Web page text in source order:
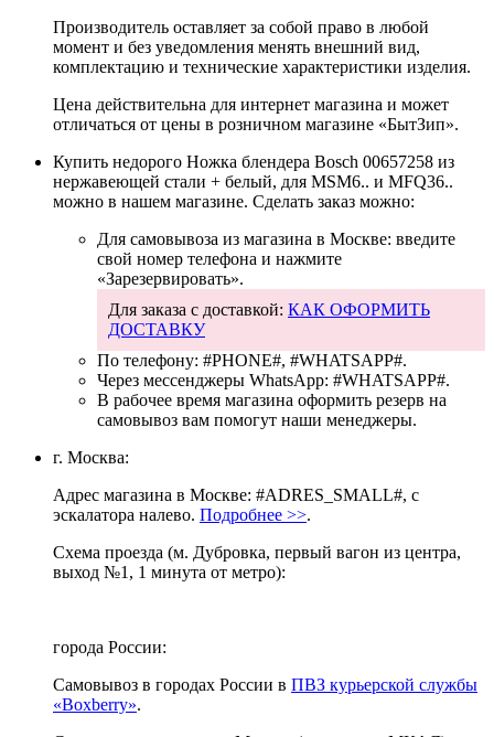
Производитель оставляет за собой право в любой
момент и без уведомления менять внешний вид,
комплектацию и технические характеристики изделия.
Цена действительна для интернет магазина и может
отличаться от цены в розничном магазине «БытЗип».
Купить недорого Ножка блендера Bosch 00657258 из
нержавеющей стали + белый, для MSM6.. и MFQ36..
можно в нашем магазине. Сделать заказ можно:
Для самовывоза из магазина в Москве: введите
свой номер телефона и нажмите
«Зарезервировать».
Для заказа с доставкой: КАК ОФОРМИТЬ
ДОСТАВКУ
По телефону: #PHONE#, #WHATSAPP#.
Через мессенджеры WhatsApp: #WHATSAPP#.
В рабочее время магазина оформить резерв на
самовывоз вам помогут наши менеджеры.
г. Москва:
Адрес магазина в Москве: #ADRES_SMALL#, с
эскалатора налево. Подробнее >>.
Схема проезда (м. Дубровка, первый вагон из центра,
выход №1, 1 минута от метро):
города России:
Самовывоз в городах России в ПВЗ курьерской службы
«Boxberry».